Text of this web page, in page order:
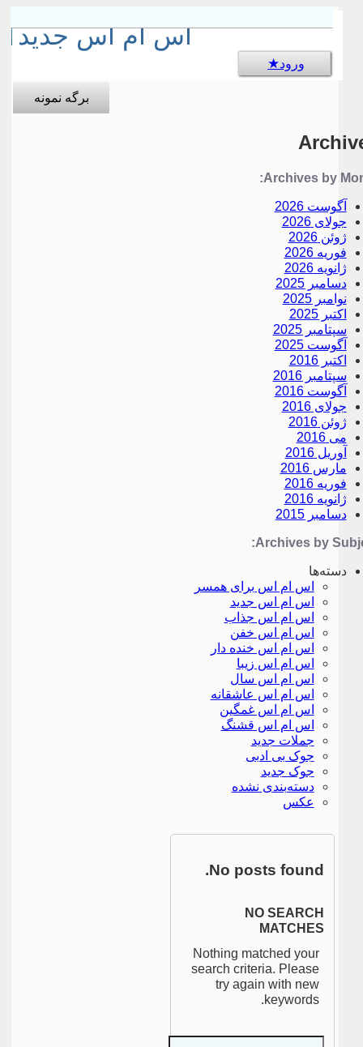
اس ام اس جدید
ورود
برگه نمونه
Archives by
آگوست 2026
جولای 2026
ژوئن 2026
فوریه 2026
ژانویه 2026
دسامبر 2025
نوامبر 2025
اکتبر 2025
سپتامبر 2025
آگوست 2025
اکتبر 2016
سپتامبر 2016
آگوست 2016
جولای 2016
ژوئن 2016
می 2016
آوریل 2016
مارس 2016
فوریه 2016
ژانویه 2016
دسامبر 2015
Archives by
دسته‌ها
اس ام اس برای همسر
اس ام اس جدید
اس ام اس جذاب
اس ام اس خفن
اس ام اس خنده دار
اس ام اس زیبا
اس ام اس سال
اس ام اس عاشقانه
اس ام اس غمگین
اس ام اس قشنگ
جملات جدید
جوک بی ادبی
جوک جدید
دسته‌بندی نشده
عکس
No posts found.
NO SEARCH
MATCHES
Nothing matched your
search criteria. Please
try again with new
keywords.